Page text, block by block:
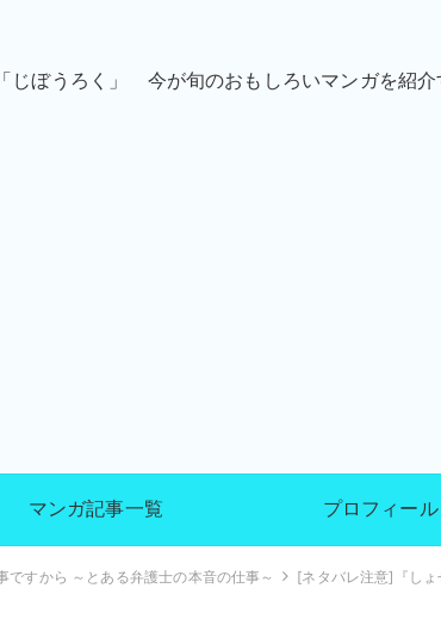
じぼうろく」 今が旬のおもしろいマンガを紹
マンガ記事一覧 プロフィール
ですから ～とある弁護士の本音の仕事～ [ネタバレ注意]『し